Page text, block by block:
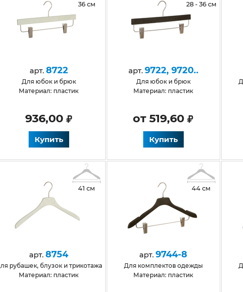
36 см
арт. 8722
для юбок и брюк
Материал: пластик
936,00
Купить
28 - 36 см
арт. 9722, 9720..
для юбок и брюк
Материал: пластик
от 519,60
Купить
41 см
арт.8754
для рубашек, блузок и трикотажа
Материал: пластик
44 см
арт.9744-8
Для комплектов одежды
Материал: пластик